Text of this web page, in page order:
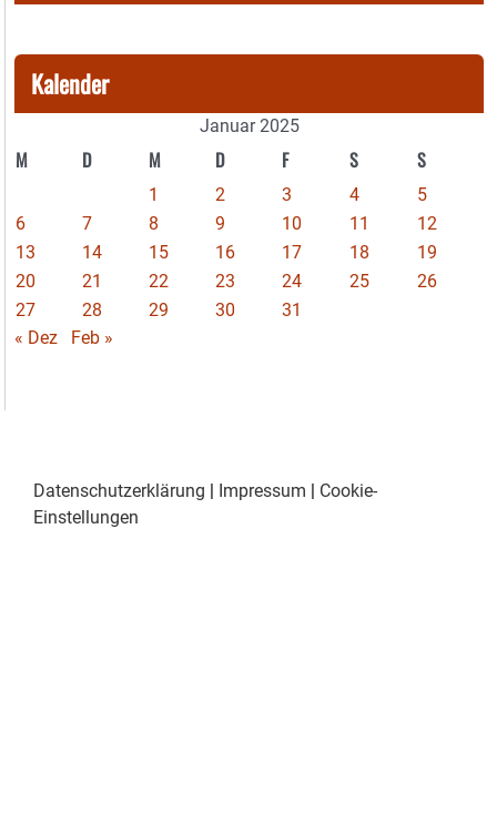
Kalender
Januar 2025
M D M D F S S
1 2 3 4
5
6
7 8 9 10 11
12
13
14 15 16 17 18
19
20
21 22 23 24 25
26
27
28 29 30
31
« Dez
Feb »
Datenschutzerklärung | Impressum | Cookie-
Einstellungen